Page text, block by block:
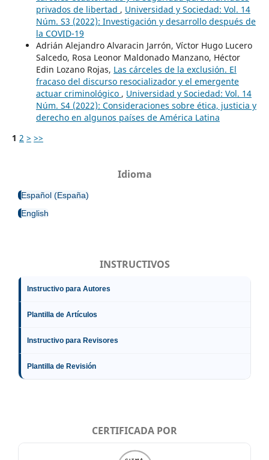
privados de libertad , Universidad y Sociedad: Vol. 14
Núm. S3 (2022): Investigación y desarrollo después de
la COVID-19
Adrián Alejandro Alvaracin Jarrón, Víctor Hugo Lucero
Salcedo, Rosa Leonor Maldonado Manzano, Héctor
Edin Lozano Rojas, Las cárceles de la exclusión. El
fracaso del discurso resocializador y el emergente
actuar criminológico , Universidad y Sociedad: Vol. 14
Núm. S4 (2022): Consideraciones sobre ética, justicia y
derecho en algunos países de América Latina
1 2 > >>
Idioma
Español (España)
English
INSTRUCTIVOS
Instructivo para Autores
Plantilla de Artículos
Instructivo para Revisores
Plantilla de Revisión
CERTIFICADA POR